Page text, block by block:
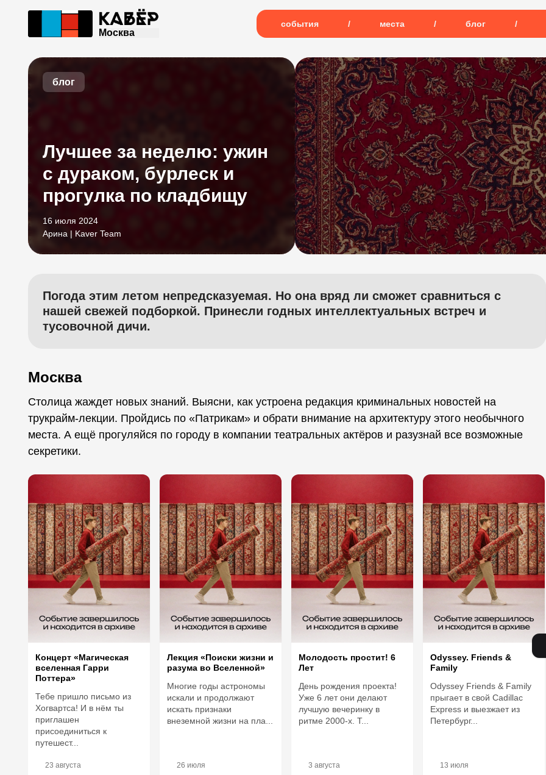
Москва
события / места / блог /
блог
Лучшее за неделю: ужин
с дураком, бурлеск и
прогулка по кладбищу
16 июля 2024
Арина | Kaver Team
Погода этим летом непредсказуемая. Но она вряд ли сможет сравниться с
нашей свежей подборкой. Принесли годных интеллектуальных встреч и
тусовочной дичи.
Москва
Столица жаждет новых знаний. Выясни, как устроена редакция криминальных новостей на
трукрайм-лекции. Пройдись по «Патрикам» и обрати внимание на архитектуру этого необычного
места. А ещё прогуляйся по городу в компании театральных актёров и разузнай все возможные
секретики.
Концерт «Магическая
вселенная Гарри
Поттера»
Тебе пришло письмо из
Хогвартса! И в нём ты
приглашен
присоединиться к
путешест...
23 августа
Лекция «Поиски жизни и
разума во Вселенной»
Многие годы астрономы
искали и продолжают
искать признаки
внеземной жизни на пла...
26 июля
Молодость простит! 6
Лет
День рождения проекта!
Уже 6 лет они делают
лучшую вечеринку в
ритме 2000-х. Т...
3 августа
Odyssey. Friends &
Family
Odyssey Friends & Family
прыгает в свой Cadillac
Express и выезжает из
Петербург...
13 июля